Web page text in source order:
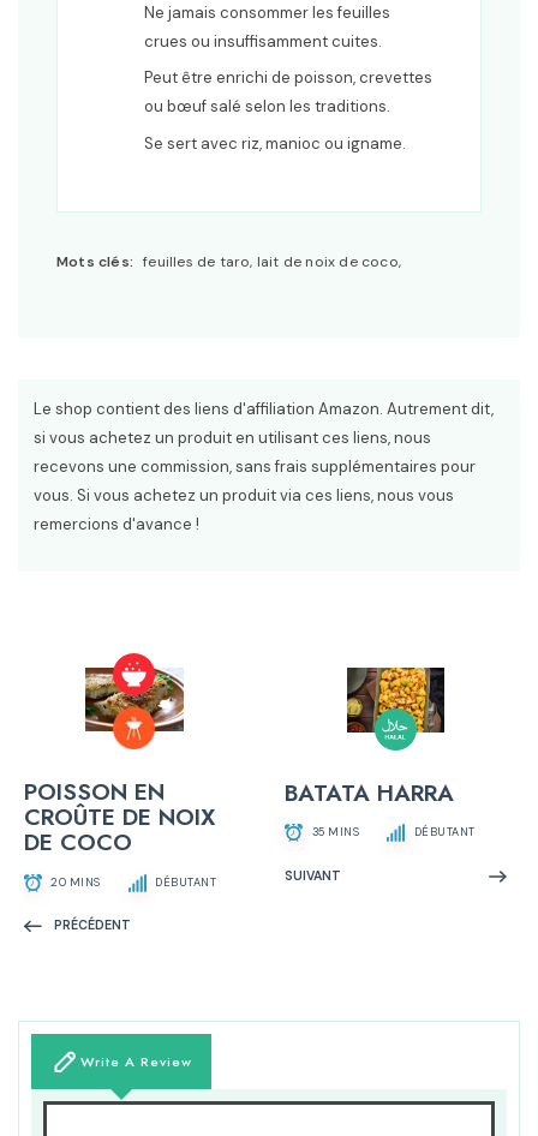
Ne jamais consommer les feuilles
crues ou insuffisamment cuites.
Peut être enrichi de poisson, crevettes
ou bœuf salé selon les traditions.
Se sert avec riz, manioc ou igname.
Mots clés: feuilles de taro, lait de noix de coco,
Le shop contient des liens d'affiliation Amazon. Autrement dit,
si vous achetez un produit en utilisant ces liens, nous
recevons une commission, sans frais supplémentaires pour
vous. Si vous achetez un produit via ces liens, nous vous
remercions d'avance !
POISSON EN
CROÛTE DE NOIX
DE COCO
20 MINS DÉBUTANT
PRÉCÉDENT
BATATA HARRA
35 MINS DÉBUTANT
SUIVANT
Write A Review